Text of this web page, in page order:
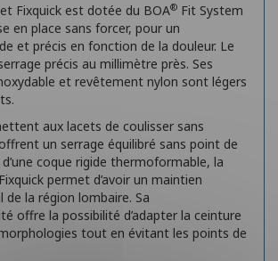
Fixquick est dotée du BOA® Fit System
en place sans forcer, pour un
et précis en fonction de la douleur. Le
précis au millimètre près. Ses
et revêtement nylon sont légers
aux lacets de coulisser sans
un serrage équilibré sans point de
coque rigide thermoformable, la
permet d’avoir un maintien
la région lombaire. Sa
offre la possibilité d’adapter la ceinture
tout en évitant les points de